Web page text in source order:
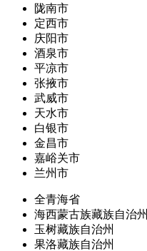
陇南市
定西市
庆阳市
酒泉市
平凉市
张掖市
武威市
天水市
白银市
金昌市
嘉峪关市
兰州市
全青海省
海西蒙古族藏族自治州
玉树藏族自治州
果洛藏族自治州